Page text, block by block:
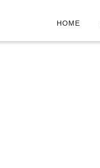
HOME